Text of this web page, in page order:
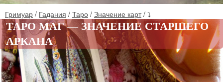
Гримуар / Гадания / Таро / Значение карт/ ⤵
ТАРО МАГ — ЗНАЧЕНИЕ СТАРШЕГО
АРКАНА